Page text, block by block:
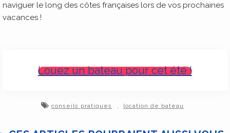
naviguer le long des côtes françaises lors de vos prochaines
vacances !
Louez un bateau pour cet été !
conseils pratiques location de bateau